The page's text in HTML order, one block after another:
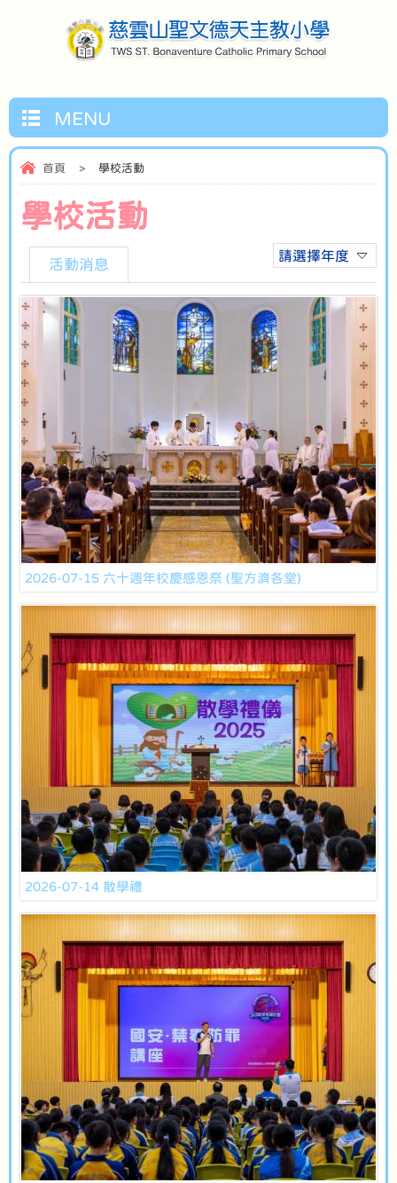
MENU
首頁 > 學校活動
學校活動
請選擇年度
活動消息
2026-07-15 六十週年校慶感恩祭 (聖方濟各堂)
2026-07-14 散學禮